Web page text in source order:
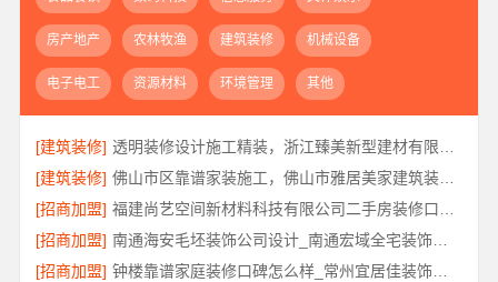
房产地产 农林牧渔 建筑装修 机械设备
电子电工 资源材料 环境管理 其他
[建筑装修]
[建筑装修]
佛山市区靠谱家装施工，佛山市雅居美家建筑装饰工程有限公司
[招商加盟]
[招商加盟]
南通海安毛坯装饰公司设计_南通宏域全宅装饰建材有限公司
[招商加盟]
钟楼靠谱家庭装修口碑怎么样_常州宜居佳装饰工程有限公司